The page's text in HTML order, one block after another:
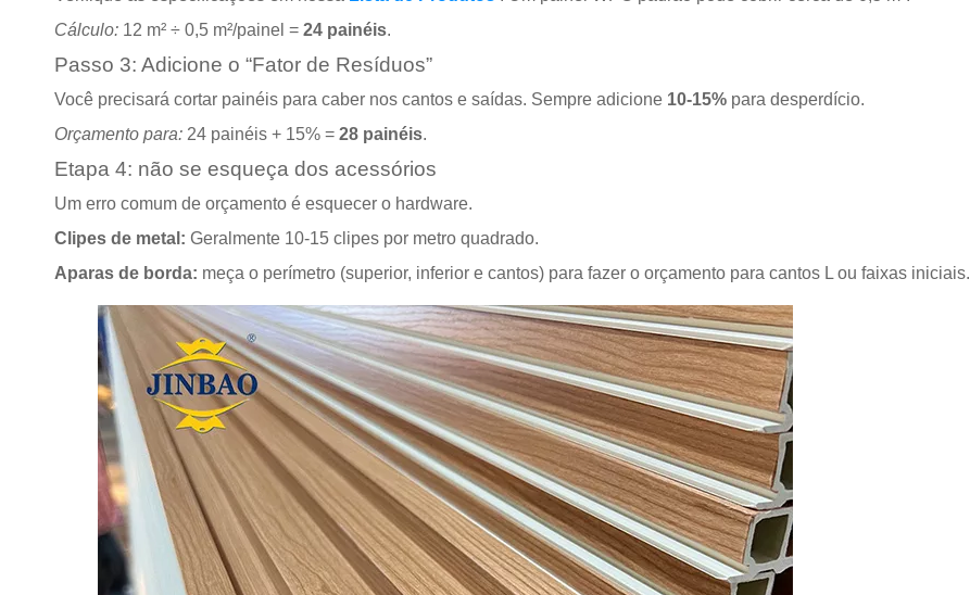
Cálculo: 12 m² ÷ 0,5 m²/painel = 24 painéis.
Passo 3: Adicione o “Fator de Resíduos”
Você precisará cortar painéis para caber nos cantos e saídas. Sempre adicione 10-15% para desperdício.
Orçamento para: 24 painéis + 15% = 28 painéis.
Etapa 4: não se esqueça dos acessórios
Um erro comum de orçamento é esquecer o hardware.
Clipes de metal: Geralmente 10-15 clipes por metro quadrado.
Aparas de borda: meça o perímetro (superior, inferior e cantos) para fazer o orçamento para cantos L ou faixas iniciais.